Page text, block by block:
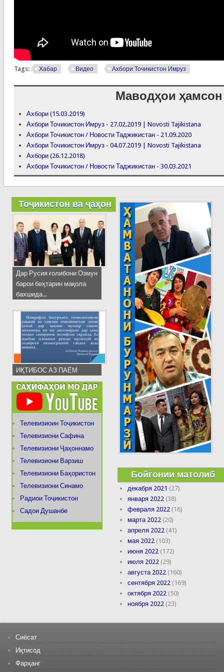
Tags: Хабар Видео Ахбори Точикистон Имруз
Маводҳои ҳамсон
Ахбори (15.03.2019)
Ахбори Точикистон Имруз - 27.02.2019 | Novosti Tajikistana
Ахбори Точикистон / Новости Таджикистан - 21.09.2020
Ахбори Точикистон Имруз - 04.07.2019 | Novosti Tajikistana
Ахбори (26.12.2018)
Ахбори Точикистон / Новости Таджикистан - 30.03.2021
Тоҷикистон ва ҷаҳон
Дар Русия ғолибони Озмун
барои беҳтарин мақола
бахшида...
ИҚТИБОС АЗ ПАЁМ
Телевизиоин Тоҷикистон
Телевизиони Сафина
Телевизиони Ҷаҳоннамо
Телевизиони Варзиш
Телевизиони Баҳористон
Телевизиони Синамо
Радиои Тоҷикистон
Садои Душанбе
Бойгонии матолиб
декабря 2021 (27)
января 2022 (38)
февраля 2022 (16)
марта 2022 (20)
апреля 2022 (41)
мая 2022 (103)
июня 2022 (172)
июля 2022 (29)
августа 2022 (160)
сентября 2022 (169)
октября 2022 (50)
ноября 2022 (23)
Сиёсат
Иқтисод
Фарҳанг